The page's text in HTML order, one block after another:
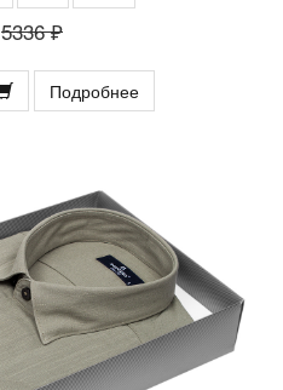
5336 ₽
Подробнее